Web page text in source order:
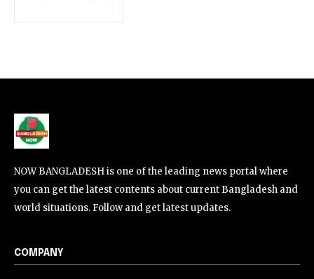
NOW BANGLADESH is one of the leading news portal where
you can get the latest contents about current Bangladesh and
world situations. Follow and get latest updates.
COMPANY